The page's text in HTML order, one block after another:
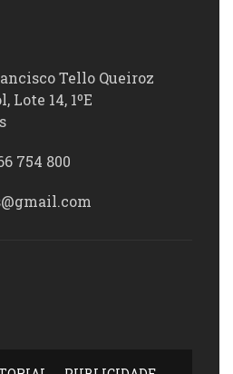
Tello Queiroz
Lote 14, 1ºE
754 800